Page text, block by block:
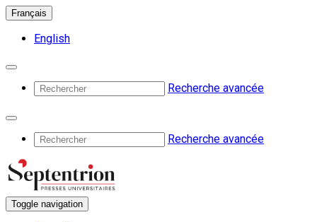
Français
English
Recherche avancée
Recherche avancée
Toggle navigation